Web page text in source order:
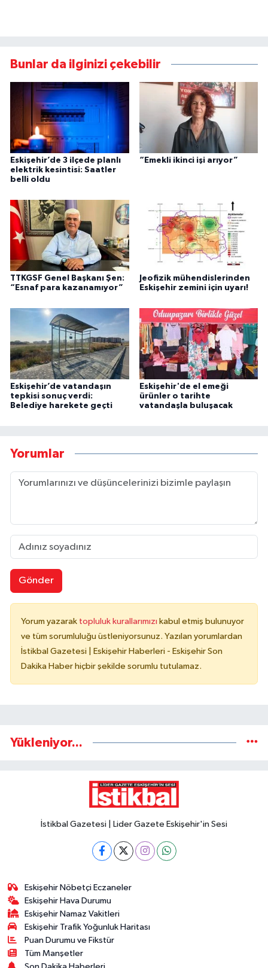
Bunlar da ilginizi çekebilir
Eskişehir’de 3 ilçede planlı
elektrik kesintisi: Saatler
belli oldu
“Emekli ikinci işi arıyor”
TTKGSF Genel Başkanı Şen:
“Esnaf para kazanamıyor”
Jeofizik mühendislerinden
Eskişehir zemini için uyarı!
Eskişehir’de vatandaşın
tepkisi sonuç verdi:
Belediye harekete geçti
Eskişehir'de el emeği
ürünler o tarihte
vatandaşla buluşacak
Yorumlar
Gönder
Yorum yazarak topluluk kurallarımızı kabul etmiş bulunuyor
ve tüm sorumluluğu üstleniyorsunuz. Yazılan yorumlardan
İstikbal Gazetesi | Eskişehir Haberleri - Eskişehir Son
Dakika Haber hiçbir şekilde sorumlu tutulamaz.
Yükleniyor...
İstikbal Gazetesi | Lider Gazete Eskişehir'in Sesi
Eskişehir Nöbetçi Eczaneler
Eskişehir Hava Durumu
Eskişehir Namaz Vakitleri
Eskişehir Trafik Yoğunluk Haritası
Puan Durumu ve Fikstür
Tüm Manşetler
Son Dakika Haberleri